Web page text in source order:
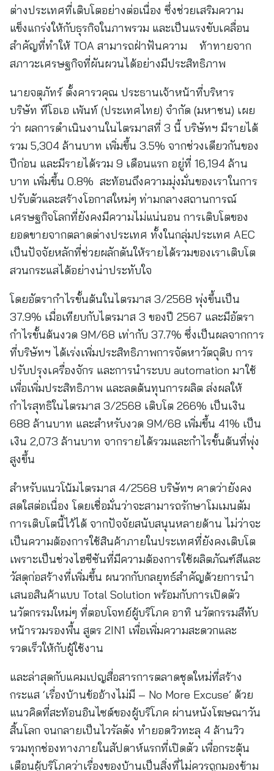
ต่างประเทศที่เติบโตอย่างต่อเนื่อง ซึ่งช่วยเสริมความ
แข็งแกร่งให้กับธุรกิจในภาพรวม และเป็นแรงขับเคลื่อน
สำคัญที่ทำให้ TOA สามารถฝ่าฟันความ ท้าทายจาก
สภาวะเศรษฐกิจที่ผันผวนได้อย่างมีประสิทธิภาพ
นายจตุภัทร์ ตั้งคารวคุณ ประธานเจ้าหน้าที่บริหาร
บริษัท ทีโอเอ เพ้นท์ (ประเทศไทย) จำกัด (มหาชน) เผย
ว่า ผลการดำเนินงานในไตรมาสที่ 3 นี้ บริษัทฯ มีรายได้
รวม 5,304 ล้านบาท เพิ่มขึ้น 3.5% จากช่วงเดียวกันของ
ปีก่อน และมีรายได้รวม 9 เดือนแรก อยู่ที่ 16,194 ล้าน
บาท เพิ่มขึ้น 0.8% สะท้อนถึงความมุ่งมั่นของเราในการ
ปรับตัวและสร้างโอกาสใหม่ๆ ท่ามกลางสถานการณ์
เศรษฐกิจโลกที่ยังคงมีความไม่แน่นอน การเติบโตของ
ยอดขายจากตลาดต่างประเทศ ทั้งในกลุ่มประเทศ AEC
เป็นปัจจัยหลักที่ช่วยผลักดันให้รายได้รวมของเราเติบโต
สวนกระแสได้อย่างน่าประทับใจ
โดยอัตรากำไรขั้นต้นในไตรมาส 3/2568 พุ่งขึ้นเป็น
37.9% เมื่อเทียบกับไตรมาส 3 ของปี 2567 และมีอัตรา
กำไรขั้นต้นงวด 9M/68 เท่ากับ 37.7% ซึ่งเป็นผลจากการ
ที่บริษัทฯ ได้เร่งเพิ่มประสิทธิภาพการจัดหาวัตถุดิบ การ
ปรับปรุงเครื่องจักร และการนำระบบ automation มาใช้
เพื่อเพิ่มประสิทธิภาพ และลดต้นทุนการผลิต ส่งผลให้
กำไรสุทธิในไตรมาส 3/2568 เติบโต 266% เป็นเงิน
688 ล้านบาท และสำหรับงวด 9M/68 เพิ่มขึ้น 41% เป็น
เงิน 2,073 ล้านบาท จากรายได้รวมและกำไรขั้นต้นที่พุ่ง
สูงขึ้น
สำหรับแนวโน้มไตรมาส 4/2568 บริษัทฯ คาดว่ายังคง
สดใสต่อเนื่อง โดยเชื่อมั่นว่าจะสามารถรักษาโมเมนตัม
การเติบโตนี้ไว้ได้ จากปัจจัยสนับสนุนหลายด้าน ไม่ว่าจะ
เป็นความต้องการใช้สินค้าภายในประเทศที่ยังคงเติบโต
เพราะเป็นช่วงไฮซีซันที่มีความต้องการใช้ผลิตภัณฑ์สีและ
วัสดุก่อสร้างที่เพิ่มขึ้น ผนวกกับกลยุทธ์สำคัญด้วยการนำ
เสนอสินค้าแบบ Total Solution พร้อมกับการเปิดตัว
นวัตกรรมใหม่ๆ ที่ตอบโจทย์ผู้บริโภค อาทิ นวัตกรรมสีทับ
หน้ารวมรองพื้น สูตร 2IN1 เพื่อเพิ่มความสะดวกและ
รวดเร็วให้กับผู้ใช้งาน
และล่าสุดกับแคมเปญสื่อสารการตลาดชุดใหม่ที่สร้าง
กระแส ‘เรื่องบ้านข้ออ้างไม่มี – No More Excuse’ ด้วย
แนวคิดที่สะท้อนอินไซต์ของผู้บริโภค ผ่านหนังโฆษณาวัน
สิ้นโลก จนกลายเป็นไวรัลดัง ทำยอดวิวทะลุ 4 ล้านวิว
รวมทุกช่องทางภายในสัปดาห์แรกที่เปิดตัว เพื่อกระตุ้น
เตือนผู้บริโภคว่าเรื่องของบ้านเป็นสิ่งที่ไม่ควรถูกมองข้าม